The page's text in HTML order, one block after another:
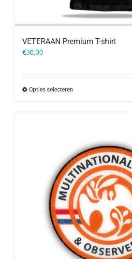
VETERAAN Premium T-shirt
€30,00
Opties selecteren